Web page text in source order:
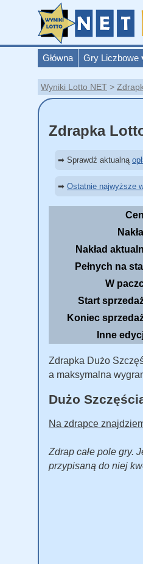
Główna Gry Liczbowe
Wyniki Lotto NET
Zdrapka
➡ Sprawdź aktualną
➡ Ostatnie najwyższe
Nakład
Pełnych na
W
Start
Koniec
Inne
Zdrapka Dużo
a maksymalna
Dużo
Na zdrapce
Zdrap całe pole gry.
przypisaną do niej